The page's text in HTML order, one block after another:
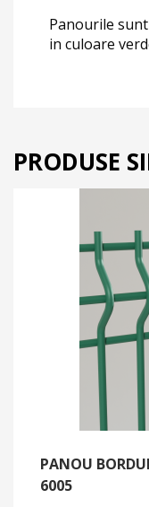
Panourile
in culoare
PRODUSE
PANOU
6005